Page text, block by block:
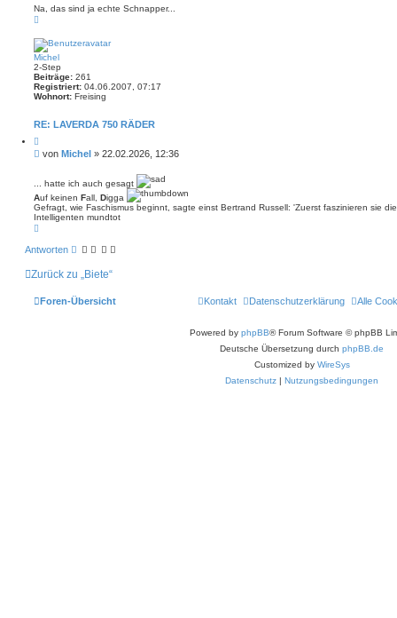
e
n
i
a
g
Na, das sind ja echte Schnapper...
c
h
o
b
e
n
Michel
2-Step
Beiträge: 261
Registriert: 04.06.2007, 07:17
Wohnort: Freising
RE: LAVERDA 750 RÄDER
i
t
r
e
n
B
t
r
a
von Michel » 22.02.2026, 12:36
... hatte ich auch gesagt
Auf keinen Fall, Digga
Gefragt, wie Faschismus beginnt, sagte einst Bertrand Russell: 'Zuerst faszinieren sie
Intelligenten mundtot
c
h
b
Antworten
Zurück zu „Biete“
Foren-Übersicht Alle
Datenschutzerklärung
Kontakt
Powered by phpBB® Forum Software © phpBB
Deutsche Übersetzung durch phpBB.de
Customized by WireSys
Datenschutz
Nutzungsbedingungen